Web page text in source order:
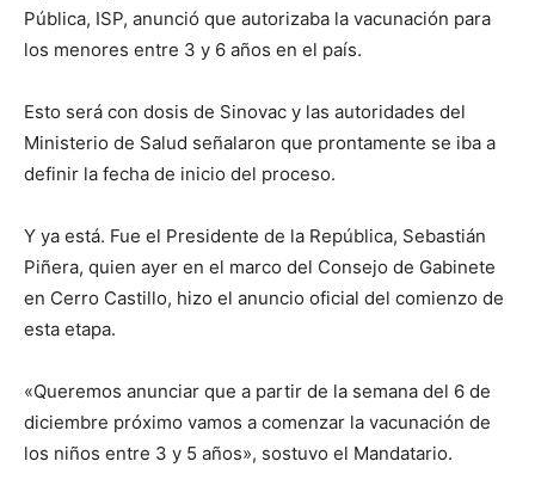
Pública, ISP, anunció que autorizaba la vacunación para
los menores entre 3 y 6 años en el país.
Esto será con dosis de Sinovac y las autoridades del
Ministerio de Salud señalaron que prontamente se iba a
definir la fecha de inicio del proceso.
Y ya está. Fue el Presidente de la República, Sebastián
Piñera, quien ayer en el marco del Consejo de Gabinete
en Cerro Castillo, hizo el anuncio oficial del comienzo de
esta etapa.
«Queremos anunciar que a partir de la semana del 6 de
diciembre próximo vamos a comenzar la vacunación de
los niños entre 3 y 5 años», sostuvo el Mandatario.